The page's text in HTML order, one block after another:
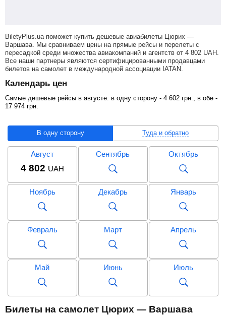
BiletyPlus.ua поможет купить дешевые авиабилеты Цюрих —
Варшава. Мы сравниваем цены на прямые рейсы и перелеты с
пересадкой среди множества авиакомпаний и агентств от 4 802 UAH
Все наши партнеры являются сертифицированными продавцами
билетов на самолет в международной ассоциации IATAN.
Календарь цен
Самые дешевые рейсы в августе: в одну сторону - 4 602 грн ., в обе -
17 974 грн
В одну сторону Туда и обратно
Август
4 802 UAH
Сентябрь Октябрь
Ноябрь Декабрь Январь
Февраль Март Апрель
Май Июнь Июль
Сентябрь
Билеты на самолет Цюрих — Варшава